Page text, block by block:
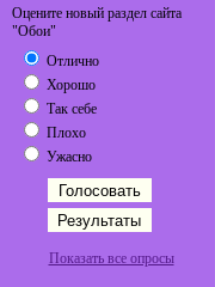
Оцените новый раздел сайта
"Обои"
Отлично
Хорошо
Так себе
Плохо
Ужасно
Показать все опросы